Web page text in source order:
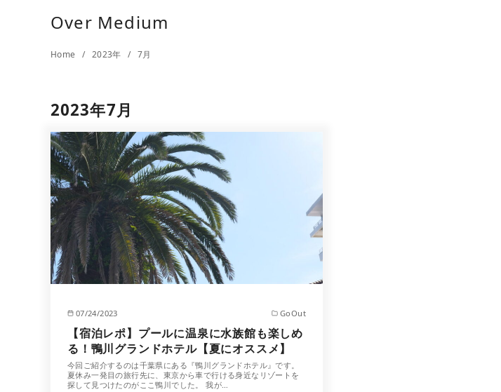
Over Medium
Home 2023年 7月
2023年7月
07/24/2023 GoOut
【宿泊レポ】プールに温泉に水族館も楽しめ
る！鴨川グランドホテル【夏にオススメ】
今回ご紹介するのは千葉県にある『鴨川グランドホテル』です。
夏休み一発目の旅行先に、東京から車で行ける身近なリゾートを
探して見つけたのがここ鴨川でした。 我が…